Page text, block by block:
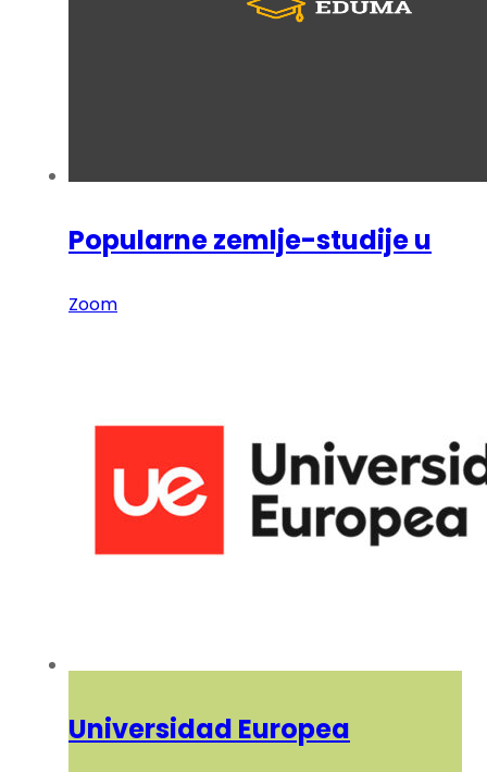
Popularne zemlje-studije u
Zoom
Universidad Europea